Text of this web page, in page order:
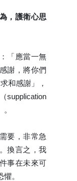
，護衛心思
「應當一無
謝，將你們
和感謝」，
supplication
要，非常急
換言之，我
事在未來可
。